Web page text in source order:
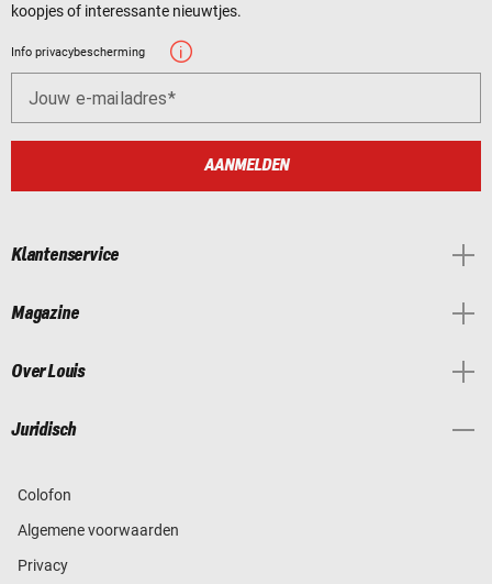
koopjes of interessante nieuwtjes.
Info privacybescherming
Jouw e-mailadres
AANMELDEN
Klantenservice
Magazine
Over Louis
Juridisch
Colofon
Algemene voorwaarden
Privacy